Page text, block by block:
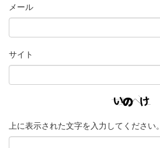
メール
サイト
上に表示された文字を入力してください。